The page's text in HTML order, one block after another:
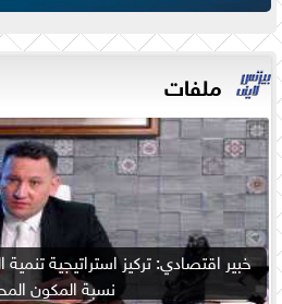
ملفات
خبير اقتصادي: تركيز استراتيجية
نسبة المكون